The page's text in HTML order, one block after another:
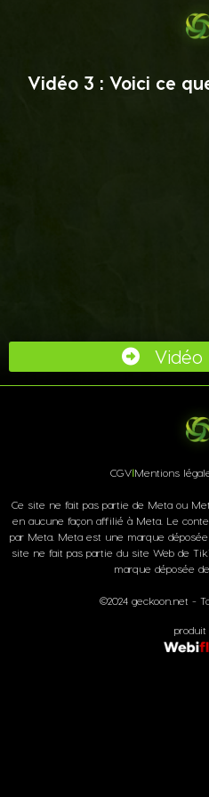
Vidéo 3 : Voici ce
Vidéo
CGVIMentions
Ce site ne fait pas partie de Meta ou
en aucune façon affilié à Meta. Le
par Meta. Meta est une marque
site ne fait pas partie du site Web de
marque déposée
©2024 geckoon.net -
produit